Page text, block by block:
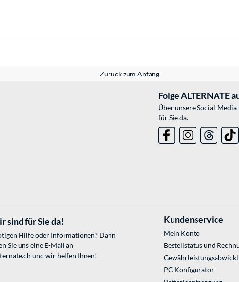
Zurück zum Anfang
Folge ALTERNATE
Über unsere Social-
für Sie da.
sind für Sie da!
Hilfe oder Informationen? Dann
Sie uns eine E-Mail an
und wir helfen Ihnen!
Kundenservice
Mein Konto
Bestellstatus und
PC Konfigurator